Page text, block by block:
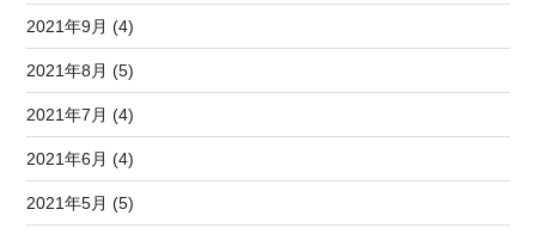
2021年9月 (4)
2021年8月 (5)
2021年7月 (4)
2021年6月 (4)
2021年5月 (5)